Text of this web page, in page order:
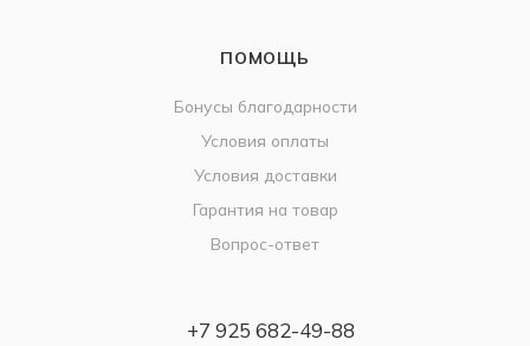
ПОМОЩЬ
Бонусы благодарности
Условия оплаты
Условия доставки
Гарантия на товар
Вопрос-ответ
+7 925 682-49-88